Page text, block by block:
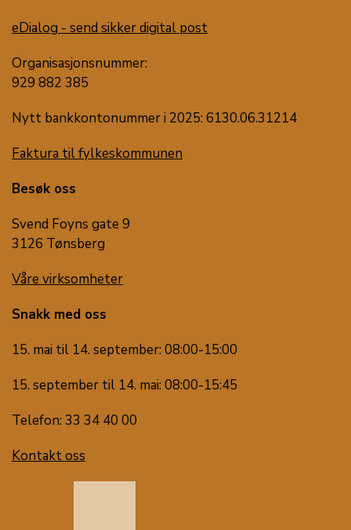
eDialog - send sikker digital post
Organisasjonsnummer:
929 882 385
Nytt bankkontonummer i 2025: 6130.06.31214
Faktura til fylkeskommunen
Besøk oss
Svend Foyns gate 9
3126 Tønsberg
Våre virksomheter
Snakk med oss
15. mai til 14. september: 08:00-15:00
15. september til 14. mai: 08:00-15:45
Telefon: 33 34 40 00
Kontakt oss